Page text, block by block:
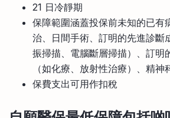
21 日冷靜期
保障範圍涵蓋投保前未知的已有
治、日間手術、訂明的先進診斷
振掃描、電腦斷層掃描）、訂明
（如化療、放射性治療）、精神
保費支出可用作扣稅